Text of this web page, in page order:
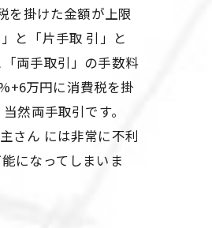
を掛けた金額が上限
と「片手取 引」と
両手取引」の手数料
万円に消費税を掛
然両手取引です。
さん には非常に不利
になってしまいま